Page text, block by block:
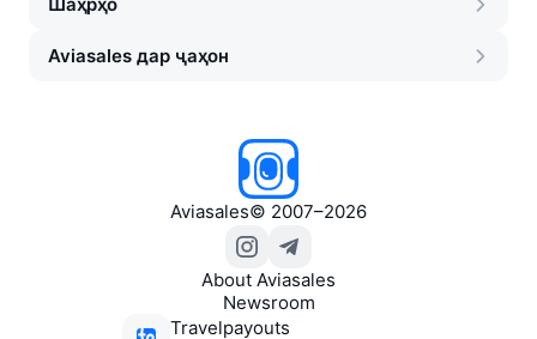
Aviasales дар ҷаҳон
Aviasales© 2007–2026
About Aviasales
Newsroom
Travelpayouts